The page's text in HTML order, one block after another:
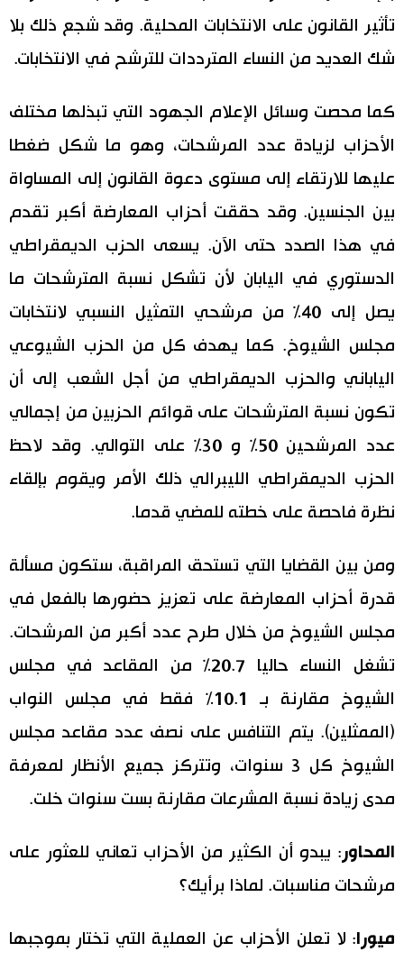
تأثير القانون على الانتخابات المحلية. وقد شجع ذلك بلا
شك العديد من النساء المترددات للترشح في الانتخابات.
كما محصت وسائل الإعلام الجهود التي تبذلها مختلف
الأحزاب لزيادة عدد المرشحات، وهو ما شكل ضغطا
عليها للارتقاء إلى مستوى دعوة القانون إلى المساواة
بين الجنسين. وقد حققت أحزاب المعارضة أكبر تقدم
في هذا الصدد حتى الآن. يسعى الحزب الديمقراطي
الدستوري في اليابان لأن تشكل نسبة المترشحات ما
يصل إلى 40% من مرشحي التمثيل النسبي لانتخابات
مجلس الشيوخ. كما يهدف كل من الحزب الشيوعي
الياباني والحزب الديمقراطي من أجل الشعب إلى أن
تكون نسبة المترشحات على قوائم الحزبين من إجمالي
عدد المرشحين 50% و 30% على التوالي. وقد لاحظ
الحزب الديمقراطي الليبرالي ذلك الأمر ويقوم بإلقاء
نظرة فاحصة على خطته للمضي قدما.
ومن بين القضايا التي تستحق المراقبة، ستكون مسألة
قدرة أحزاب المعارضة على تعزيز حضورها بالفعل في
مجلس الشيوخ من خلال طرح عدد أكبر من المرشحات.
تشغل النساء حاليا 20.7% من المقاعد في مجلس
الشيوخ مقارنة بـ 10.1% فقط في مجلس النواب
(الممثلين). يتم التنافس على نصف عدد مقاعد مجلس
الشيوخ كل 3 سنوات، وتتركز جميع الأنظار لمعرفة
مدى زيادة نسبة المشرعات مقارنة بست سنوات خلت.
المحاور: يبدو أن الكثير من الأحزاب تعاني للعثور على
مرشحات مناسبات. لماذا برأيك؟
ميورا: لا تعلن الأحزاب عن العملية التي تختار بموجبها